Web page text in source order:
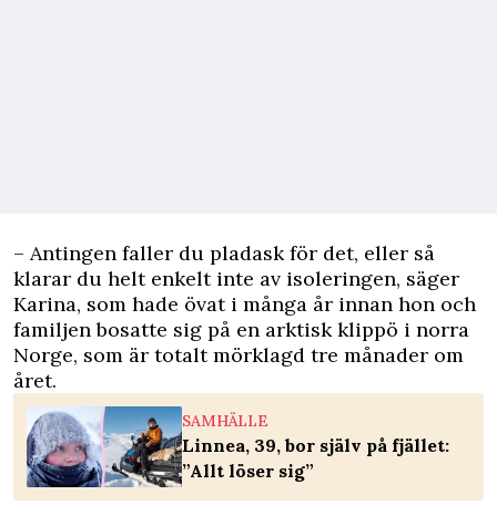
– Antingen faller du pladask för det, eller så
klarar du helt enkelt inte av isoleringen, säger
Karina, som hade övat i många år innan hon och
familjen bosatte sig på en arktisk klippö i norra
Norge, som är totalt mörklagd tre månader om
året.
SAMHÄLLE
Linnea, 39, bor själv på fjället:
”Allt löser sig”